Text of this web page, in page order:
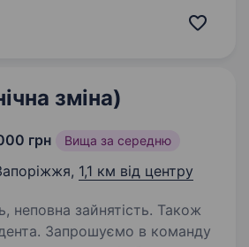
знову і знову. Якщо
зміна)
грн Вища за середню
1,1 км від центру
неповна зайнятість. Також
в команду